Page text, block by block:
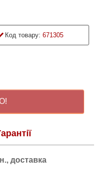
Код товару: 671305
доставка